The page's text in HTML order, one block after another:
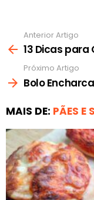
mais
Anterior Artigo
13 Dicas
Próximo Artigo
Bolo
MAIS DE: PÃES E